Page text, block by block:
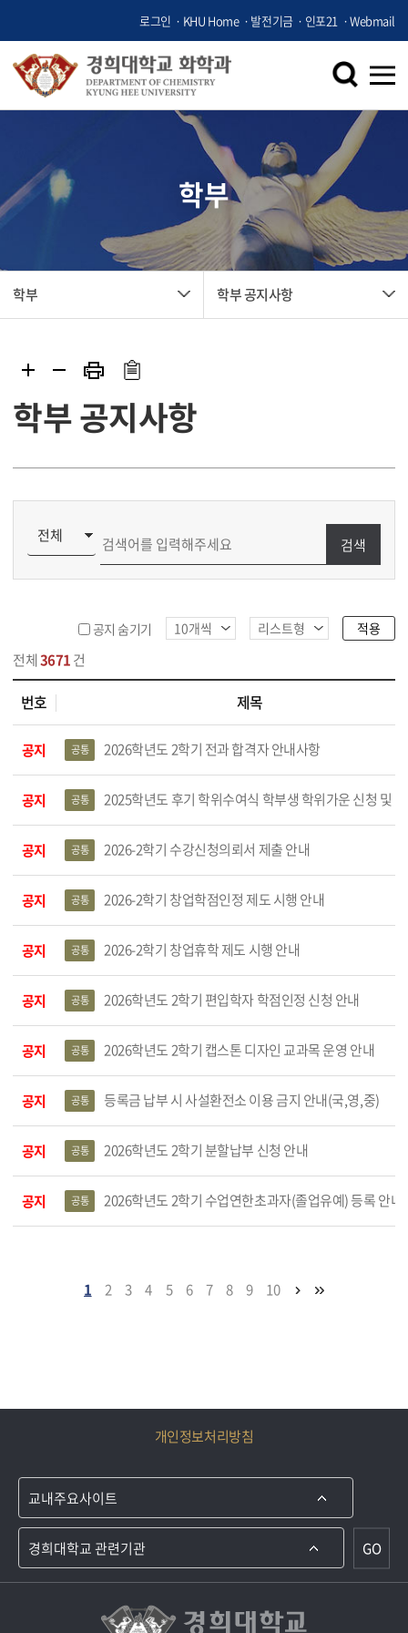
로그인 KHU Home 발전기금 인포21 Webmail
학부
학부 학부 공지사항
학부 공지사항
검색
공지 숨기기 적용
전체3671건
항 목록
번호 제목
공지 공통 2026학년도 2학기 전과 합격자 안내사항
공지 공통 2025학년도 후기 학위수여식 학부생 학위가운 신청 및 배부 일정
공지 공통 2026-2학기 수강신청의뢰서 제출 안내
공지 공통 2026-2학기 창업학점인정 제도 시행 안내
공지 공통 2026-2학기 창업휴학 제도 시행 안내
공지 공통 2026학년도 2학기 편입학자 학점인정 신청 안내
공지 공통 2026학년도 2학기 캡스톤 디자인 교과목 운영 안내
공지 공통 등록금 납부 시 사설환전소 이용 금지 안내(국,영,중)
공지 공통 2026학년도 2학기 분할납부 신청 안내
공지 공통 2026학년도 2학기 수업연한초과자(졸업유예) 등록 안내
1 2 3 4 5 6 7 8 9 10
개인정보처리방침
GO